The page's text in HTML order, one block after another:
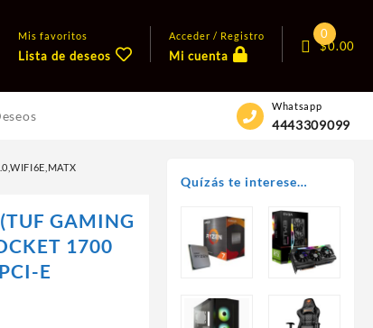
Mis favoritos
Lista de deseos
Acceder / Registro
Mi cuenta
0
$0.00
Whatsapp
4443309099
GAMING
1700
E
Quízás te interese…